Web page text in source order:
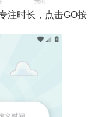
注时长，点击GO按